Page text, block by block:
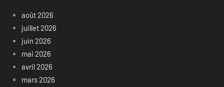
août 2026
juillet 2026
juin 2026
mai 2026
avril 2026
mars 2026